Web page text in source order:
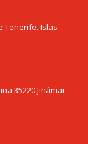
Tenerife. Islas
35220 Jinámar